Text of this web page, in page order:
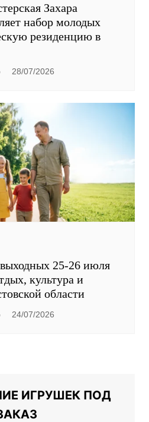
Захара
набор молодых
резиденцию в
28/07/2026
25-26 июля
культура и
области
24/07/2026
ИГРУШЕК ПОД